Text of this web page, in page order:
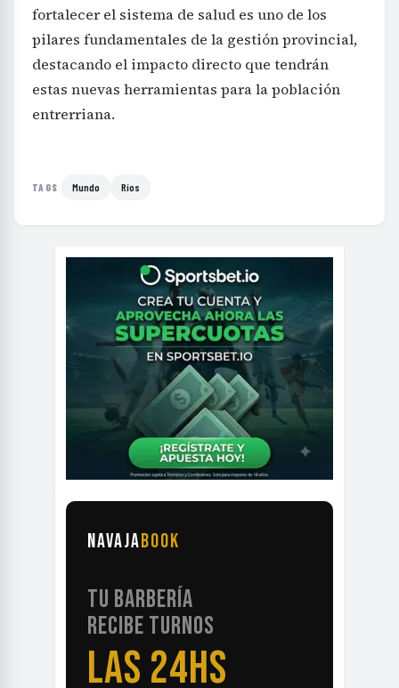
fortalecer el sistema de salud es uno de los
pilares fundamentales de la gestión provincial,
destacando el impacto directo que tendrán
estas nuevas herramientas para la población
entrerriana.
TAGS Mundo Ríos
NAVAJABOOK
TU BARBERÍA
RECIBE TURNOS
LAS 24HS